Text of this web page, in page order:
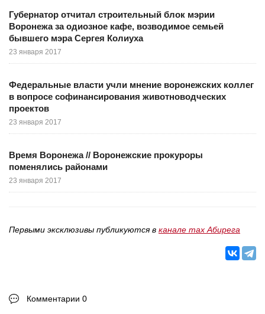
Губернатор отчитал строительный блок мэрии
Воронежа за одиозное кафе, возводимое семьей
бывшего мэра Сергея Колиуха
23 января 2017
Федеральные власти учли мнение воронежских коллег
в вопросе софинансирования животноводческих
проектов
23 января 2017
Время Воронежа // Воронежские прокуроры
поменялись районами
23 января 2017
Первыми эксклюзивы публикуются в канале max Абирега
Комментарии 0